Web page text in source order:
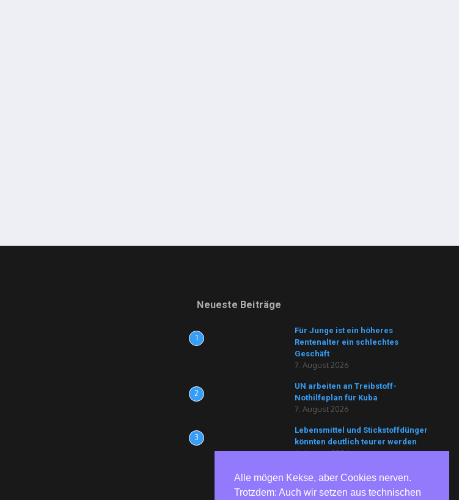
Neueste Beiträge
1
Für Junge ist ein höheres
Rentenalter ein schlechtes
Geschäft
7. August 2026
2
UN arbeiten an Treibstoff-
Nothilfeplan für Kuba
7. August 2026
3
Lebensmittel und Stickstoffdünger
könnten deutlich teurer werden
6. August 2026
Alle mögen Kekse, aber Cookies nerven.
Trotzdem: Auch wir setzen aus technischen